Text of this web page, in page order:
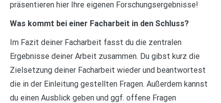
präsentieren hier Ihre eigenen Forschungsergebnisse!
Was kommt bei einer Facharbeit in den Schluss?
Im Fazit deiner Facharbeit fasst du die zentralen
Ergebnisse deiner Arbeit zusammen. Du gibst kurz die
Zielsetzung deiner Facharbeit wieder und beantwortest
die in der Einleitung gestellten Fragen. Außerdem kannst
du einen Ausblick geben und ggf. offene Fragen